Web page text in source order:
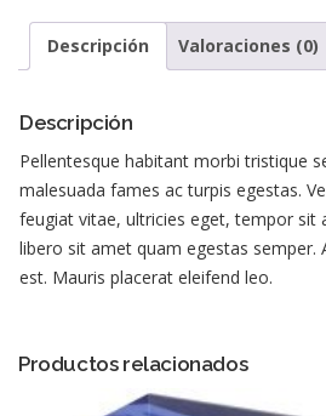
Descripción Valoraciones (0)
Descripción
Pellentesque habitant morbi tristique
malesuada fames ac turpis egestas.
feugiat vitae, ultricies eget, tempor sit
libero sit amet quam egestas semper.
est. Mauris placerat eleifend leo.
Productos relacionados